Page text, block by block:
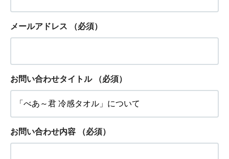
メールアドレス （必須）
お問い合わせタイトル （必須）
お問い合わせ内容 （必須）